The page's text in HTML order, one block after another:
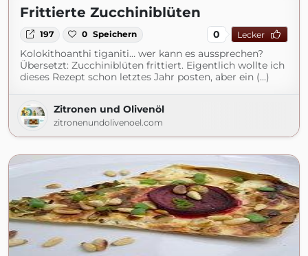
Frittierte Zucchiniblüten
197 0 Speichern 0 Lecker
Kolokithoanthi tiganiti… wer kann es aussprechen?
Übersetzt: Zucchiniblüten frittiert. Eigentlich wollte ich
dieses Rezept schon letztes Jahr posten, aber ein (...)
Zitronen und Olivenöl
zitronenundolivenoel.com